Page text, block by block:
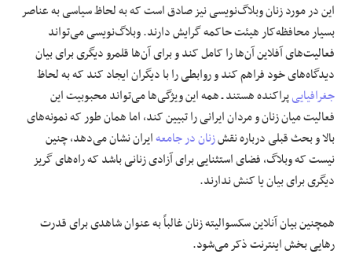
این در مورد زنان وبلاگ‌نویسی نیز صادق است که به لحاظ سیاسی به عناصر
بسیار محافظه‌کار هیئت حاکمه گرایش دارند. وبلاگ‌نویسی می‌تواند
فعالیت‌های آفلاین آن‌ها را کامل کند و برای آن‌ها قلمرو دیگری برای بیان
دیدگاه‌های خود فراهم کند و روابطی را با دیگران ایجاد کند که به لحاظ
جغرافیاییپراکنده هستند ـ همه این ویژگی‌ها می‌تواند محبوبیت این
فعالیت میان زنان و مردان ایرانی را تبیین کند، اما همان طور که نمونه‌های
بالا و بحث قبلی درباره نقشزنان در جامعهایران نشان می‌دهد، چنین
نیست که وبلاگ، فضای استثنایی برای آزادی زنانی باشد که راه‌های گریز
دیگری برای بیان یا کنش ندارند.
همچنین بیان‌ آنلاین سکسوالیته زنان غالباً به عنوان شاهدی برای قدرت
رهایی بخش اینترنت ذکر می‌شود.